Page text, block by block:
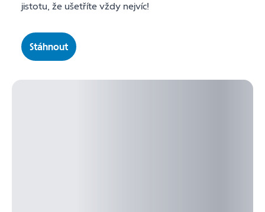
jistotu, že ušetříte vždy nejvíc!
Stáhnout